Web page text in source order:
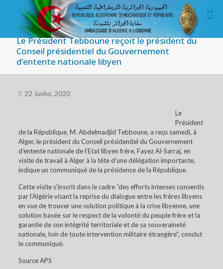
Le Président Tebboune reçoit le président du
Conseil présidentiel du Gouvernement
d’entente nationale libyen
22 Junho, 2020
Le
Président
de la République, M. Abdelmadjid Tebboune, a reçu samedi, à
Alger, le président du Conseil présidentiel du Gouvernement
d’entente nationale de l’Etat libyen frère, Fayez Al-Sarraj, en
visite de travail à Alger à la tête d’une délégation importante,
indique un communiqué de la présidence de la République.
Cette visite s’inscrit dans le cadre “des efforts intenses consentis
par l’Algérie visant la reprise du dialogue entre les frères libyens
en vue de trouver une solution politique à la crise libyenne, une
solution basée sur le respect de la volonté du peuple frère et la
garantie de son intégrité territoriale et de sa souveraineté
nationale, loin de toute intervention militaire étrangère”, conclut
le communiqué.
Source APS